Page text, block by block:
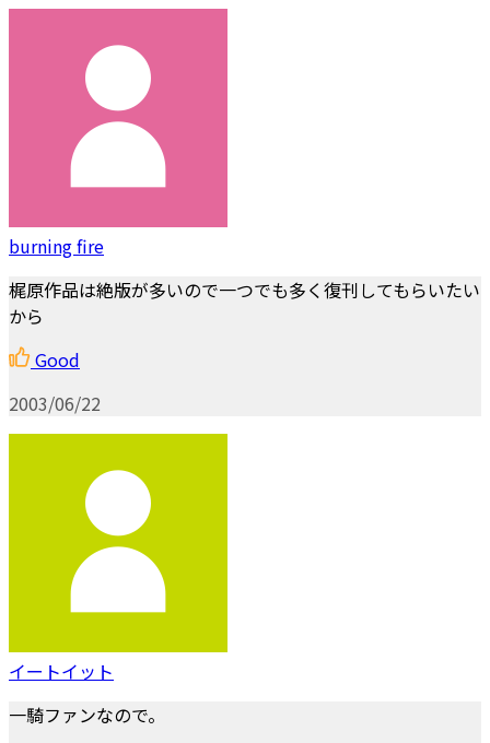
burning fire
梶原作品は絶版が多いので一つでも多く復刊してもらいたい
から
Good
2003/06/22
イートイット
一騎ファンなので。